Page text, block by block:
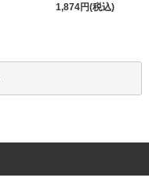
1,874円(税込)